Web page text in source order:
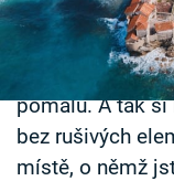
Časopis
Sledujte
Přihlášení
té druhé se
nespoutanou
historie a co je
pomálu. A tak
bez rušivých
místě, o němž